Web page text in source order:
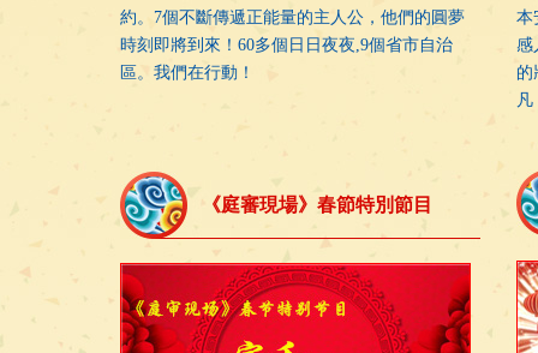
約。7個不斷傳遞正能量的主人公，他們的圓夢
時刻即將到來！60多個日日夜夜,9個省市自治
區。我們在行動！
《庭審現場》春節特別節目
本
感
的